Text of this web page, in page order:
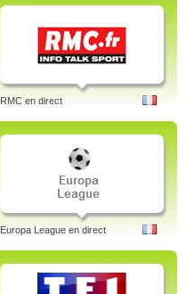
RMC en direct
Europa League en direct